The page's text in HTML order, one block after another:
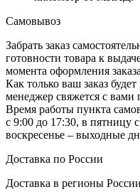
Самовывоз
Забрать заказ
готовности товара к
момента оформления
Как только ваш заказ
менеджер свяжется с вами
Время работы пункта
с 9:00 до 17:30, в пятницу
воскресенье – выходные
Доставка по России
Доставка в регионы